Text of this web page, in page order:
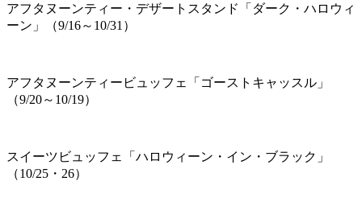
アフタヌーンティー・デザートスタンド「ダーク・ハロウィ
ーン」（9/16～10/31）
アフタヌーンティービュッフェ「ゴーストキャッスル」
（9/20～10/19）
スイーツビュッフェ「ハロウィーン・イン・ブラック」
（10/25・26）